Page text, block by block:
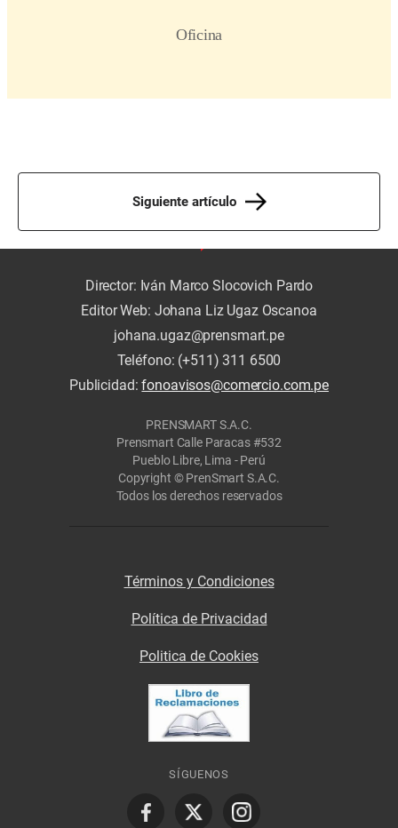
Siguiente artículo
Director: Iván Marco Slocovich Pardo
Editor Web: Johana Liz Ugaz Oscanoa
johana.ugaz@prensmart.pe
Teléfono: (+511) 311 6500
Publicidad:fonoavisos@comercio.com.pe
PRENSMART S.A.C.
Prensmart Calle Paracas #532
Pueblo Libre, Lima - Perú
Copyright © PrenSmart S.A.C.
Todos los derechos reservados
Términos y Condiciones
Política de Privacidad
Politica de Cookies
SÍGUENOS